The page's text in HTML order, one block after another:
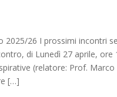
2025/26 I prossimi incontri
di Lunedì 27 aprile, ore
(relatore: Prof. Marco
[…]